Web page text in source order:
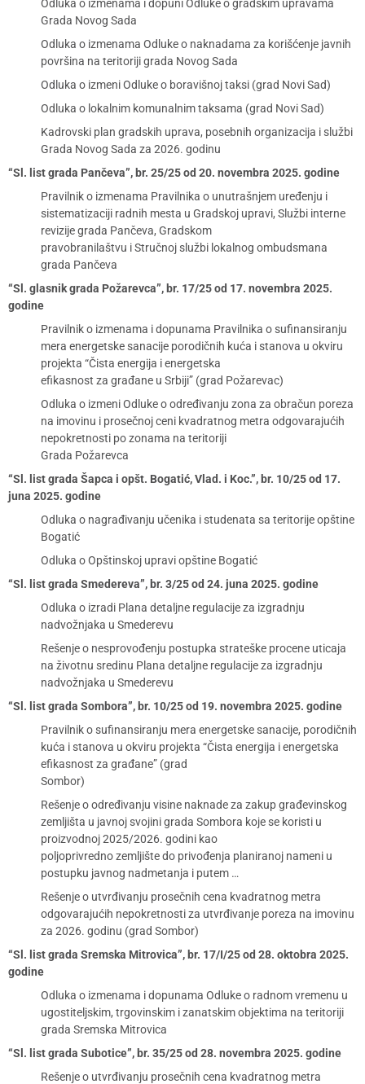
Odluka o izmenama i dopuni Odluke o gradskim upravama
Grada Novog Sada
Odluka o izmenama Odluke o naknadama za korišćenje javnih
površina na teritoriji grada Novog Sada
Odluka o izmeni Odluke o boravišnoj taksi (grad Novi Sad)
Odluka o lokalnim komunalnim taksama (grad Novi Sad)
Kadrovski plan gradskih uprava, posebnih organizacija i službi
Grada Novog Sada za 2026. godinu
“Sl. list grada Pančeva”, br. 25/25 od 20. novembra 2025. godine
Pravilnik o izmenama Pravilnika o unutrašnjem uređenju i
sistematizaciji radnih mesta u Gradskoj upravi, Službi interne
revizije grada Pančeva, Gradskom
pravobranilaštvu i Stručnoj službi lokalnog ombudsmana
grada Pančeva
“Sl. glasnik grada Požarevca”, br. 17/25 od 17. novembra 2025.
godine
Pravilnik o izmenama i dopunama Pravilnika o sufinansiranju
mera energetske sanacije porodičnih kuća i stanova u okviru
projekta “Čista energija i energetska
efikasnost za građane u Srbiji” (grad Požarevac)
Odluka o izmeni Odluke o određivanju zona za obračun poreza
na imovinu i prosečnoj ceni kvadratnog metra odgovarajućih
nepokretnosti po zonama na teritoriji
Grada Požarevca
“Sl. list grada Šapca i opšt. Bogatić, Vlad. i Koc.”, br. 10/25 od 17.
juna 2025. godine
Odluka o nagrađivanju učenika i studenata sa teritorije opštine
Bogatić
Odluka o Opštinskoj upravi opštine Bogatić
“Sl. list grada Smedereva”, br. 3/25 od 24. juna 2025. godine
Odluka o izradi Plana detaljne regulacije za izgradnju
nadvožnjaka u Smederevu
Rešenje o nesprovođenju postupka strateške procene uticaja
na životnu sredinu Plana detaljne regulacije za izgradnju
nadvožnjaka u Smederevu
“Sl. list grada Sombora”, br. 10/25 od 19. novembra 2025. godine
Pravilnik o sufinansiranju mera energetske sanacije, porodičnih
kuća i stanova u okviru projekta “Čista energija i energetska
efikasnost za građane” (grad
Sombor)
Rešenje o određivanju visine naknade za zakup građevinskog
zemljišta u javnoj svojini grada Sombora koje se koristi u
proizvodnoj 2025/2026. godini kao
poljoprivredno zemljište do privođenja planiranoj nameni u
postupku javnog nadmetanja i putem …
Rešenje o utvrđivanju prosečnih cena kvadratnog metra
odgovarajućih nepokretnosti za utvrđivanje poreza na imovinu
za 2026. godinu (grad Sombor)
“Sl. list grada Sremska Mitrovica”, br. 17/I/25 od 28. oktobra 2025.
godine
Odluka o izmenama i dopunama Odluke o radnom vremenu u
ugostiteljskim, trgovinskim i zanatskim objektima na teritoriji
grada Sremska Mitrovica
“Sl. list grada Subotice”, br. 35/25 od 28. novembra 2025. godine
Rešenje o utvrđivanju prosečnih cena kvadratnog metra